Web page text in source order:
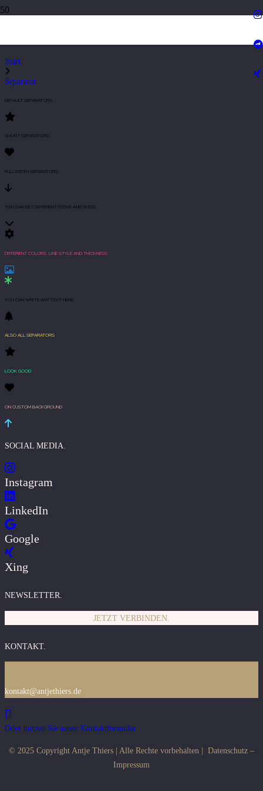
Start
Separator
DEFAULT SEPARATORS
SHORT SEPARATORS
FULLWIDTH SEPARATORS
YOU CAN SET DIFFERENT ICONS AND SIZES
DIFFERENT COLORS, LINE STYLE AND THICKNESS
YOU CAN WRITE ANY TEXT HERE
ALSO ALL SEPARATORS
LOOK GOOD
ON CUSTOM BACKGROUND
SOCIAL MEDIA.
Instagram
LinkedIn
Google
Xing
NEWSLETTER.
JETZT VERBINDEN.
KONTAKT.
kontakt@antjethiers.de
Oder nutzen Sie unser Kontaktformular
© 2025 Copyright Antje Thiers | Alle Rechte vorbehalten | Datenschutz –
Impressum